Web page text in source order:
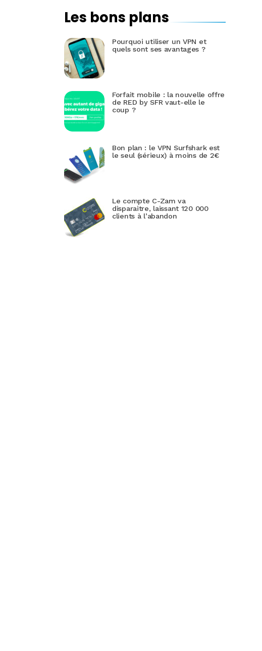
Les bons plans
Pourquoi utiliser un VPN et
quels sont ses avantages ?
Forfait mobile : la nouvelle offre
de RED by SFR vaut-elle le
coup ?
Bon plan : le VPN Surfshark est
le seul (sérieux) à moins de 2€
Le compte C-Zam va
disparaitre, laissant 120 000
clients à l’abandon